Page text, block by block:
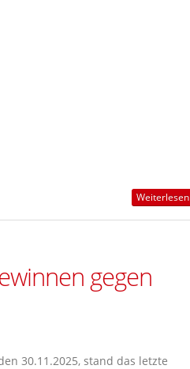
Weiterlesen
gegen
30.11.2025, stand das letzte